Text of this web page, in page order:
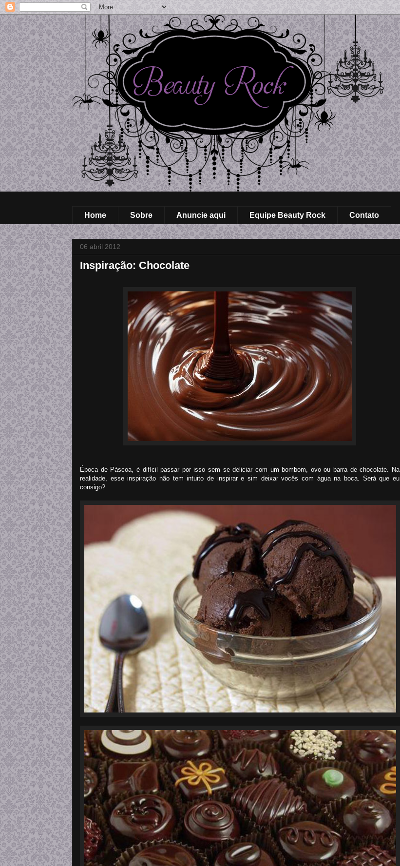
Home Sobre Anuncie aqui Equipe Beauty Rock Contato
06 abril 2012
Inspiração: Chocolate
Época de Páscoa, é difícil passar por isso sem se deliciar com um bombom, ovo ou barra de chocolate. Na
realidade, esse inspiração não tem intuito de inspirar e sim deixar vocês com água na boca. Será que eu
consigo?